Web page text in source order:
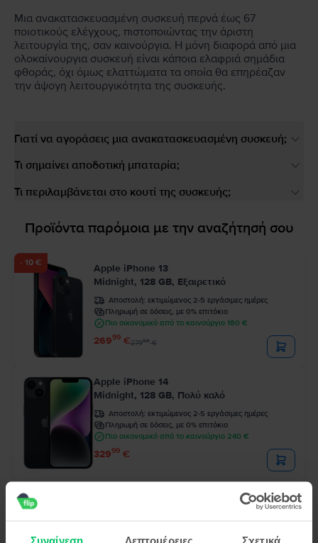
Συναίνεση Λεπτομέρειες Σχετικά
Μια ανακατασκευασμένη συσκευή περνά έως 67
ποιοτικούς ελέγχους, πιστοποιώντας την άριστη
λειτουργία της, σαν καινούργια. Η μόνη διαφορά από μια
ολοκαίνουργια συσκευή είναι κάποια ελαφριά σημάδια
φθοράς, όχι όμως ελαττώματα τα οποία θα επηρέαζαν
την άψογη λειτουργικότητα της συσκευής.
Γιατί να αγοράσεις μια ανακατασκευασμένη συσκευή;
Τι σημαίνει αποδοτική μπαταρία;
Τι περιλαμβάνεται στο κουτί της συσκευής;
Προϊόντα παρόμοια με την αναζήτησή σου
- 10 €
Apple iPhone 13
Midnight, 128 GB, Εξαιρετικό
Αποστολή: εκτιμώμενος 2-5 εργάσιμες ημέρες
Πληρωμή σε δόσεις, με 0% επιτόκιο
Πιο οικονομικό από το καινούργιο 180 €
26999 €27999€
Apple iPhone 14
Midnight, 128 GB, Πολύ καλό
Αποστολή: εκτιμώμενος 2-5 εργάσιμες ημέρες
Πληρωμή σε δόσεις, με 0% επιτόκιο
Πιο οικονομικό από το καινούργιο 240 €
32999 €
Πληρωμή σε δόσεις, με 0% επιτόκιο